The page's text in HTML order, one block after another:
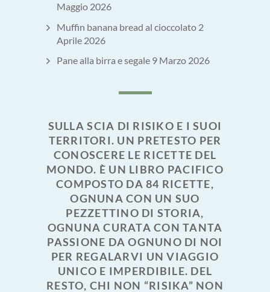
Maggio 2026
Muffin banana bread al cioccolato 2
Aprile 2026
Pane alla birra e segale 9 Marzo 2026
SULLA SCIA DI RISIKO E I SUOI
TERRITORI. UN PRETESTO PER
CONOSCERE LE RICETTE DEL
MONDO. È UN LIBRO PACIFICO
COMPOSTO DA 84 RICETTE,
OGNUNA CON UN SUO
PEZZETTINO DI STORIA,
OGNUNA CURATA CON TANTA
PASSIONE DA OGNUNO DI NOI
PER REGALARVI UN VIAGGIO
UNICO E IMPERDIBILE. DEL
RESTO, CHI NON “RISIKA” NON